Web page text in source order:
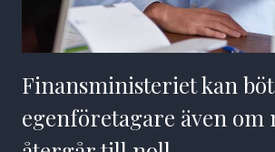
Finansministeriet kan
egenföretagare även om